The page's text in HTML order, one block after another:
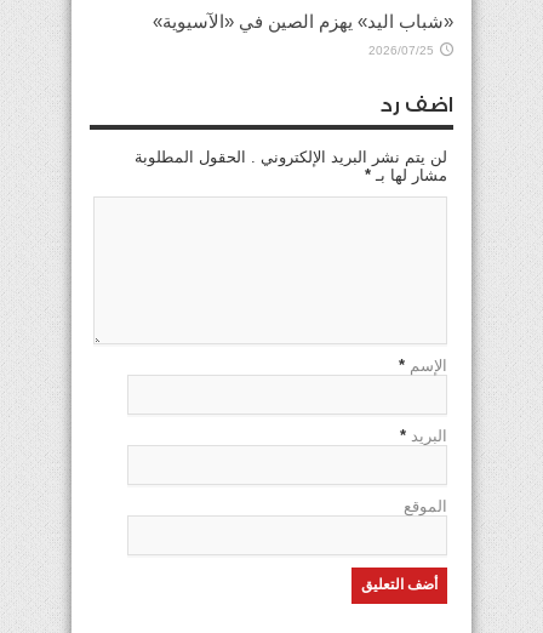
«شباب اليد» يهزم الصين في «الآسيوية»
2026/07/25
اضف رد
لن يتم نشر البريد الإلكتروني . الحقول المطلوبة
مشار لها بـ *
الإسم *
البريد *
الموقع